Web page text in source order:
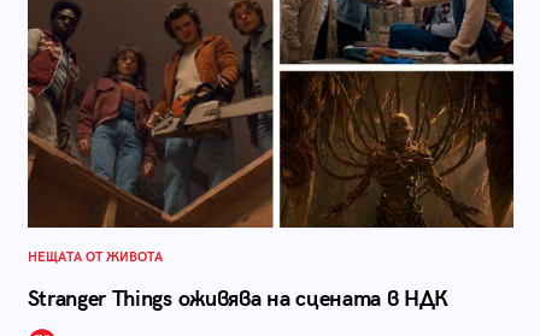
НЕЩАТА ОТ ЖИВОТА
Stranger Things оживява на сцената в НДК